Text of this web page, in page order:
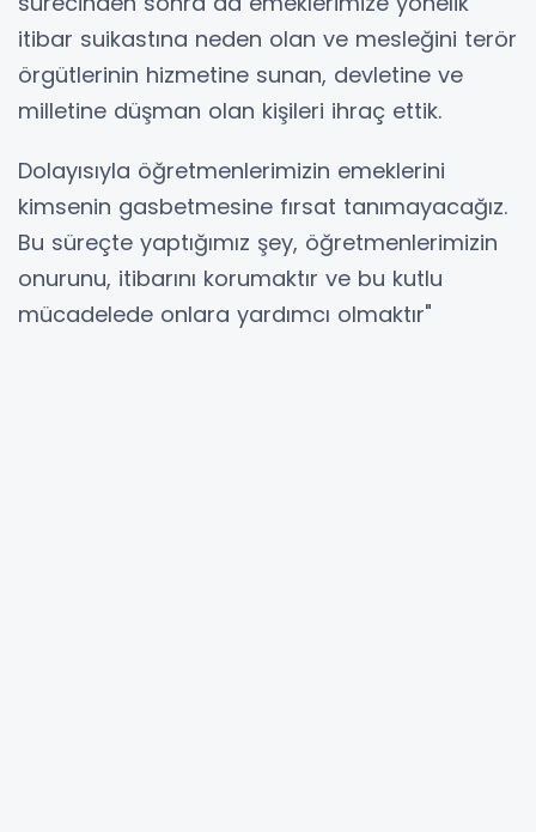
itibar suikastına neden olan ve mesleğini terör
örgütlerinin hizmetine sunan, devletine ve
milletine düşman olan kişileri ihraç ettik.
Dolayısıyla öğretmenlerimizin emeklerini
kimsenin gasbetmesine fırsat tanımayacağız.
Bu süreçte yaptığımız şey, öğretmenlerimizin
onurunu, itibarını korumaktır ve bu kutlu
mücadelede onlara yardımcı olmaktır"